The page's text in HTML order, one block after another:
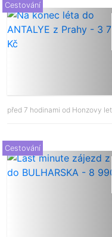
Cestování
před 7 hodinami od Honzovy
Cestování